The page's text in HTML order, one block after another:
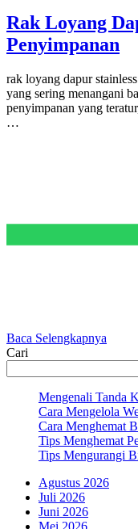
Rak Loyang
Penyimpanan
rak loyang dapur
yang sering menangani
penyimpanan yang
…
Baca Selengkapnya
Cari
Mengenali Tanda
Cara Mengelola
Cara Menghemat
Tips Menghemat
Tips Mengurangi
Agustus 2026
Juli 2026
Juni 2026
Mei 2026